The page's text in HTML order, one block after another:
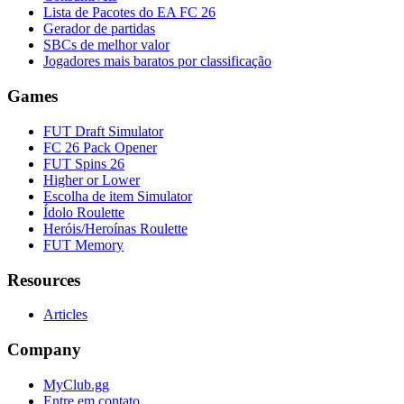
Lista de Pacotes do EA FC 26
Gerador de partidas
SBCs de melhor valor
Jogadores mais baratos por classificação
Games
FUT Draft Simulator
FC 26 Pack Opener
FUT Spins 26
Higher or Lower
Escolha de item Simulator
Ídolo Roulette
Heróis/Heroínas Roulette
FUT Memory
Resources
Articles
Company
MyClub.gg
Entre em contato